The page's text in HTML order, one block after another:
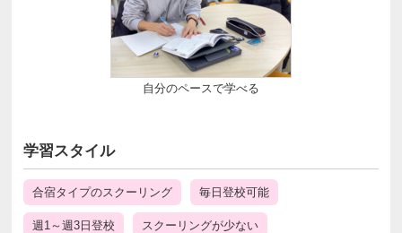
自分のペースで学べる
学習スタイル
合宿タイプのスクーリング 毎日登校可能
週1～週3日登校 スクーリングが少ない